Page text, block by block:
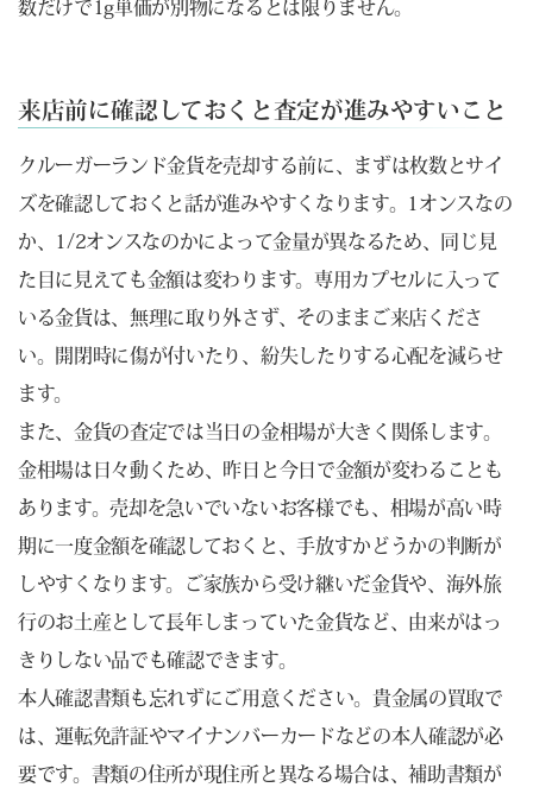
数だけで1g単価が別物になるとは限りません。
来店前に確認しておくと査定が進みやすいこと
クルーガーランド金貨を売却する前に、まずは枚数とサイ
ズを確認しておくと話が進みやすくなります。1オンスなの
か、1/2オンスなのかによって金量が異なるため、同じ見
た目に見えても金額は変わります。専用カプセルに入って
いる金貨は、無理に取り外さず、そのままご来店くださ
い。開閉時に傷が付いたり、紛失したりする心配を減らせ
ます。
また、金貨の査定では当日の金相場が大きく関係します。
金相場は日々動くため、昨日と今日で金額が変わることも
あります。売却を急いでいないお客様でも、相場が高い時
期に一度金額を確認しておくと、手放すかどうかの判断が
しやすくなります。ご家族から受け継いだ金貨や、海外旅
行のお土産として長年しまっていた金貨など、由来がはっ
きりしない品でも確認できます。
本人確認書類も忘れずにご用意ください。貴金属の買取で
は、運転免許証やマイナンバーカードなどの本人確認が必
要です。書類の住所が現住所と異なる場合は、補助書類が